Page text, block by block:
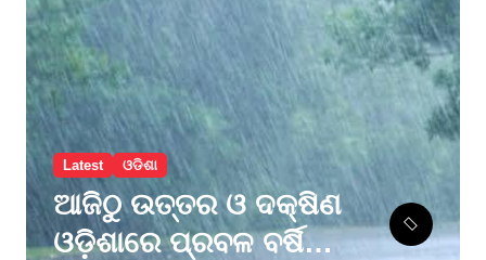
Latest ଓଡିଶା
ଆଜିଠୁ ଉତ୍ତର ଓ ଦକ୍ଷିଣ
ଓଡ଼ିଶାରେ ପ୍ରବଳ ବର୍ଷିବ,